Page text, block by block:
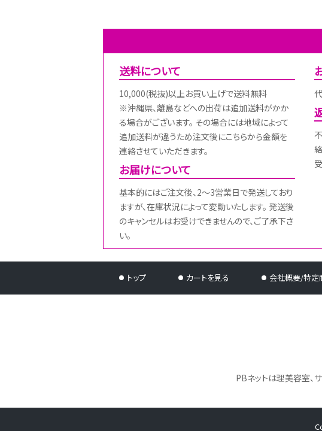
送料について
10,000(税抜)以上お買い上げで送料無料
※沖縄県、離島などへの出荷は追加送料がかか
る場合がございます。 その場合には地域によって
追加送料が違うため注文後にこちらから金額を
連絡させていただきます。
お届けについて
基本的にはご注文後、2～3営業日で発送しており
ますが、在庫状況によって変動いたします。 発送後
のキャンセルはお受けできませんので、ご了承下さ
い。
トップ カートを見る 会社概要/特定
PBネットは理美容室、